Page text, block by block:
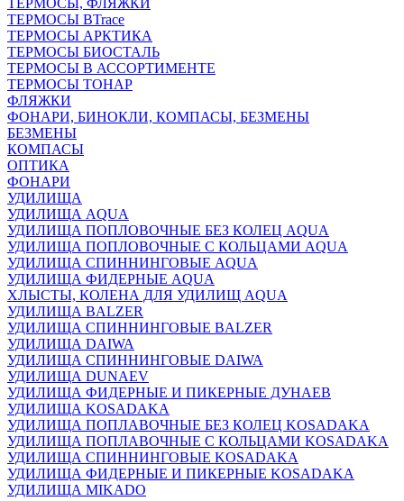
ТЕРМОСЫ, ФЛЯЖКИ
ТЕРМОСЫ BTrace
ТЕРМОСЫ АРКТИКА
ТЕРМОСЫ БИОСТАЛЬ
ТЕРМОСЫ В АССОРТИМЕНТЕ
ТЕРМОСЫ ТОНАР
ФЛЯЖКИ
ФОНАРИ, БИНОКЛИ, КОМПАСЫ, БЕЗМЕНЫ
БЕЗМЕНЫ
КОМПАСЫ
ОПТИКА
ФОНАРИ
УДИЛИЩА
УДИЛИЩА AQUA
УДИЛИЩА ПОПЛОВОЧНЫЕ БЕЗ КОЛЕЦ AQUA
УДИЛИЩА ПОПЛОВОЧНЫЕ С КОЛЬЦАМИ AQUA
УДИЛИЩА СПИННИНГОВЫЕ AQUA
УДИЛИЩА ФИДЕРНЫЕ AQUA
ХЛЫСТЫ, КОЛЕНА ДЛЯ УДИЛИЩ AQUA
УДИЛИЩА BALZER
УДИЛИЩА СПИННИНГОВЫЕ BALZER
УДИЛИЩА DAIWA
УДИЛИЩА СПИННИНГОВЫЕ DAIWA
УДИЛИЩА DUNAEV
УДИЛИЩА ФИДЕРНЫЕ И ПИКЕРНЫЕ ДУНАЕВ
УДИЛИЩА KOSADAKA
УДИЛИЩА ПОПЛАВОЧНЫЕ БЕЗ КОЛЕЦ KOSADAKA
УДИЛИЩА ПОПЛАВОЧНЫЕ С КОЛЬЦАМИ KOSADAKA
УДИЛИЩА СПИННИНГОВЫЕ KOSADAKA
УДИЛИЩА ФИДЕРНЫЕ И ПИКЕРНЫЕ KOSADAKA
УДИЛИЩА MIKADO